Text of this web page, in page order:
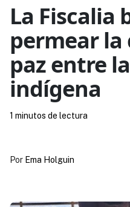
La Fiscalia
permear
paz entre
indígena
Por Ema Holguin
1 minutos de lectura